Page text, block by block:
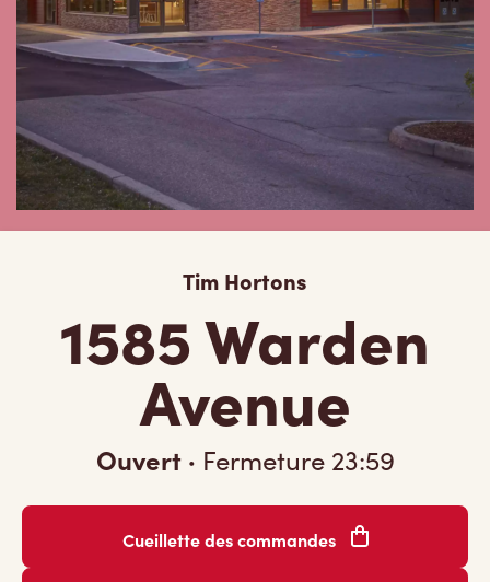
Tim Hortons
1585 Warden
Avenue
Ouvert · Fermeture 23:59
Cueillette des commandes